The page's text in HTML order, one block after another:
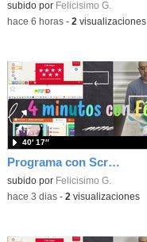
Contenido educativo.
subido por Felicisimo G.
-hace 6 horas- 2 visualizaciones
Programa con Scratch, 8 diferentes juegos para vivir la emoción de los partidos de España en el mundial 2026
Contenido educativo.
subido por Felicisimo G.
40′ 17″
-hace 3 dias- 2 visualizaciones